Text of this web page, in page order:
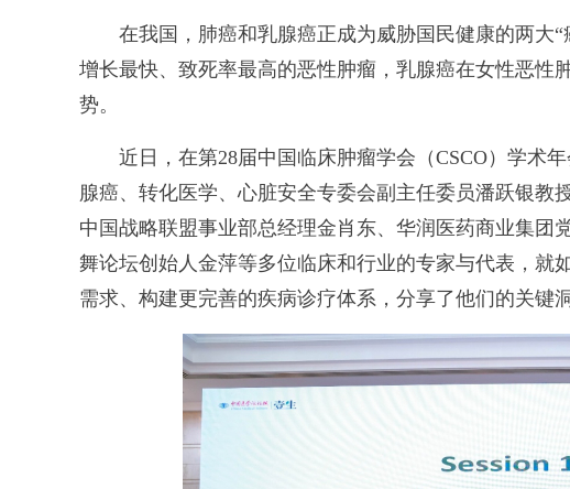
在我国，肺癌和乳腺癌正成为威胁国民健康的两大
增长最快、致死率最高的恶性肿瘤，乳腺癌在女性恶性
势。
近日，在第28届中国临床肿瘤学会（CSCO）学术年
腺癌、转化医学、心脏安全专委会副主任委员潘跃银教
中国战略联盟事业部总经理金肖东、华润医药商业集团
舞论坛创始人金萍等多位临床和行业的专家与代表，就
需求、构建更完善的疾病诊疗体系，分享了他们的关键